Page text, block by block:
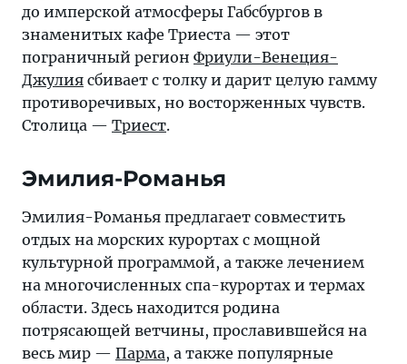
до имперской атмосферы Габсбургов в
знаменитых кафе Триеста — этот
пограничный регион Фриули-Венеция-
Джулия сбивает с толку и дарит целую гамму
противоречивых, но восторженных чувств.
Столица — Триест.
Эмилия-Романья
Эмилия-Романья предлагает совместить
отдых на морских курортах с мощной
культурной программой, а также лечением
на многочисленных спа-курортах и термах
области. Здесь находится родина
потрясающей ветчины, прославившейся на
весь мир — Парма, а также популярные